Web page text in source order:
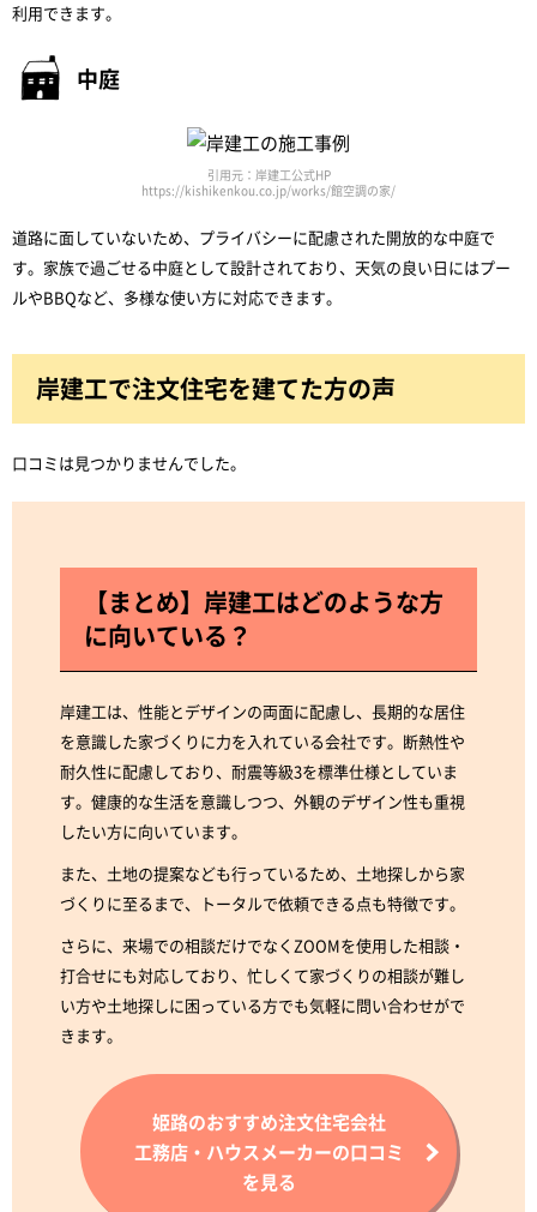
利用できます。
中庭
引用元：岸建工公式HP
https://kishikenkou.co.jp/works/館空調の家/
道路に面していないため、プライバシーに配慮された開放的な中庭で
す。家族で過ごせる中庭として設計されており、天気の良い日にはプー
ルやBBQなど、多様な使い方に対応できます。
岸建工で注文住宅を建てた方の声
口コミは見つかりませんでした。
【まとめ】岸建工はどのような方
に向いている？
岸建工は、性能とデザインの両面に配慮し、長期的な居住
を意識した家づくりに力を入れている会社です。断熱性や
耐久性に配慮しており、耐震等級3を標準仕様としていま
す。健康的な生活を意識しつつ、外観のデザイン性も重視
したい方に向いています。
また、土地の提案なども行っているため、土地探しから家
づくりに至るまで、トータルで依頼できる点も特徴です。
さらに、来場での相談だけでなくZOOMを使用した相談・
打合せにも対応しており、忙しくて家づくりの相談が難し
い方や土地探しに困っている方でも気軽に問い合わせがで
きます。
姫路のおすすめ注文住宅会社
工務店・ハウスメーカーの口コミ
を見る